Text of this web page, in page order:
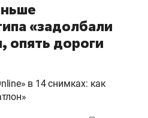
«задолбали
опять дороги
в 14 снимках: как